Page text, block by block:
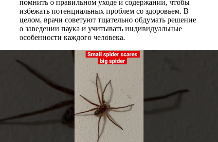
помнить о правильном уходе и содержании, чтобы
избежать потенциальных проблем со здоровьем. В
целом, врачи советуют тщательно обдумать решение
о заведении паука и учитывать индивидуальные
особенности каждого человека.